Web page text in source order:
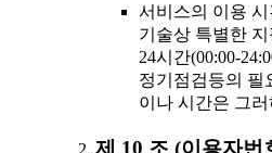
서비스의 이용
기술상 특별한
24시간(00:00-
정기점검등의 필
이나 시간은 그
제 10 조 (이용자번